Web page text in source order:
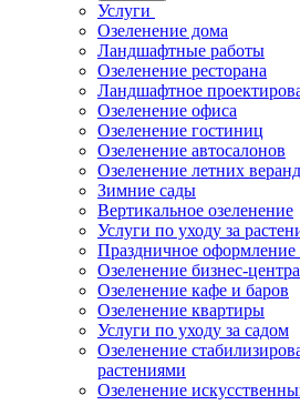
Услуги
Озеленение дома
Ландшафтные работы
Озеленение ресторана
Ландшафтное
Озеленение офиса
Озеленение гостиниц
Озеленение автосалонов
Озеленение летних веранд
Зимние сады
Вертикальное озеленение
Услуги по уходу за
Праздничное оформление
Озеленение бизнес-центра
Озеленение кафе и баров
Озеленение квартиры
Услуги по уходу за садом
Озеленение
растениями
Озеленение